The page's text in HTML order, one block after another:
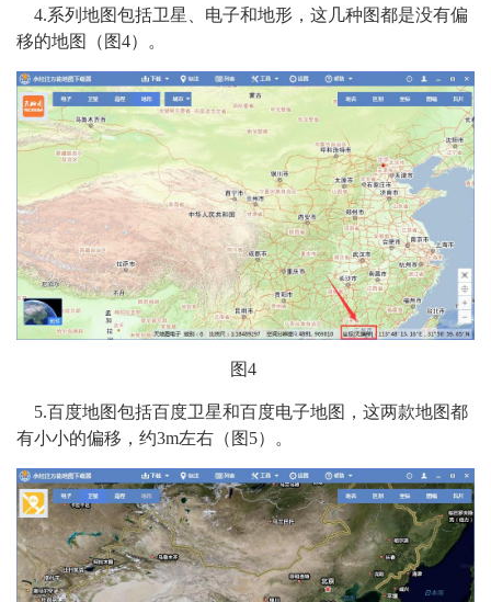
4.系列地图包括卫星、电子和地形，这几种图都是没有偏
移的地图（图4）。
图4
5.百度地图包括百度卫星和百度电子地图，这两款地图都
有小小的偏移，约3m左右（图5）。